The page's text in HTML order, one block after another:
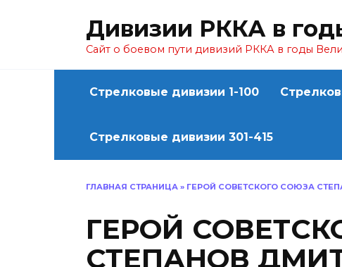
Дивизии РККА в
Сайт о боевом пути дивизий РККА в годы
Стрелковые дивизии 1-100
Стрелковые дивизии 301-415
ГЛАВНАЯ СТРАНИЦА » ГЕРОЙ СОВЕТСКОГО СОЮЗА
ГЕРОЙ
СТЕПАНОВ